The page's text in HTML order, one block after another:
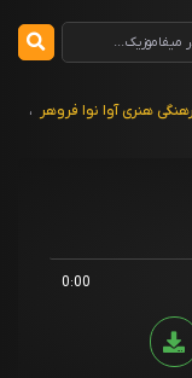
هنری آوا نوا فروهر ،
0:00